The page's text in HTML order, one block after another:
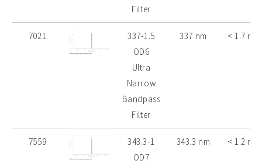
Filter
7021
337-1.5
OD6
Ultra
Narrow
Bandpass
Filter
337 nm < 1.7
7559
343.3-1
OD7
343.3 nm < 1.2